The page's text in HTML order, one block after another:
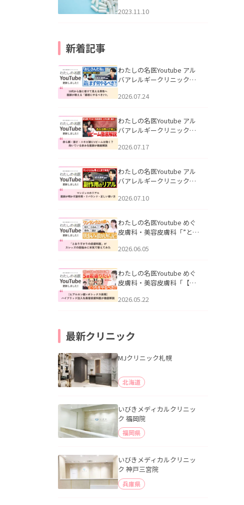
2023.11.10
新着記事
わたしの名医Youtube アル
バアレルギークリニック札
える男性へ｜医師が教える
公開いたしました。
2026.07.24
わたしの名医Youtube アル
バアレルギークリニック札
跡にVビームは効く？向いて
説」を公開いたしました。
2026.07.17
わたしの名医Youtube アル
バアレルギークリニック札
医師が明かす副作用・リバ
公開いたしました。
2026.07.10
わたしの名医Youtube めぐ
皮膚科・美容皮膚科「”とお
ッズの肌悩みに本気で答え
た。
2026.06.05
わたしの名医Youtube めぐ
皮膚科・美容皮膚科「【ヒ
用】ハイブリッド注入を美
2026.05.22
最新クリニック
MJクリニック札幌
北海道
いびきメディカルクリニッ
ク 福岡院
福岡県
いびきメディカルクリニッ
ク 神戸三宮院
兵庫県